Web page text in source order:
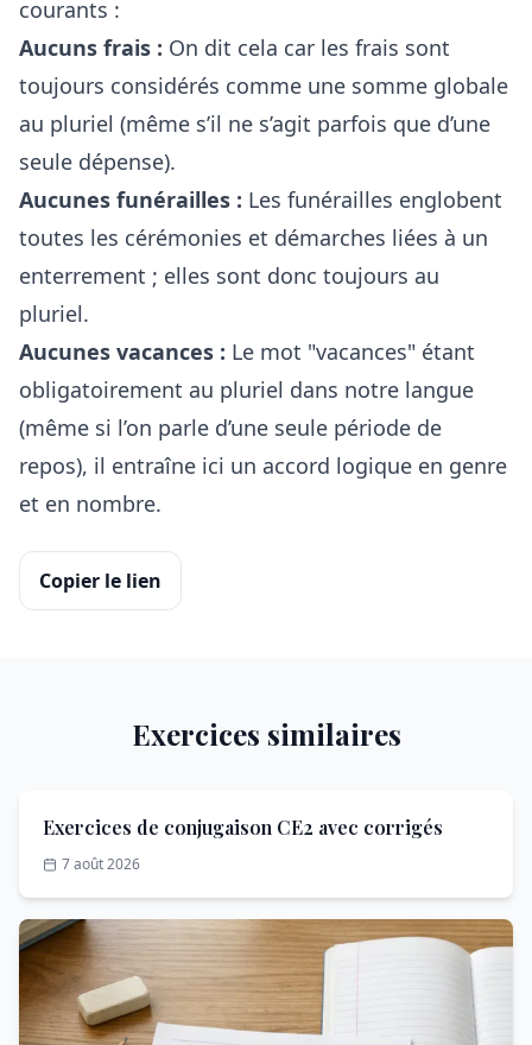
courants :
Aucuns frais : On dit cela car les frais sont
toujours considérés comme une somme globale
au pluriel (même s’il ne s’agit parfois que d’une
seule dépense).
Aucunes funérailles : Les funérailles englobent
toutes les cérémonies et démarches liées à un
enterrement ; elles sont donc toujours au
pluriel.
Aucunes vacances : Le mot "vacances" étant
obligatoirement au pluriel dans notre langue
(même si l’on parle d’une seule période de
repos), il entraîne ici un accord logique en genre
et en nombre.
Copier le lien
Exercices similaires
Exercices de conjugaison CE2 avec corrigés
7 août 2026